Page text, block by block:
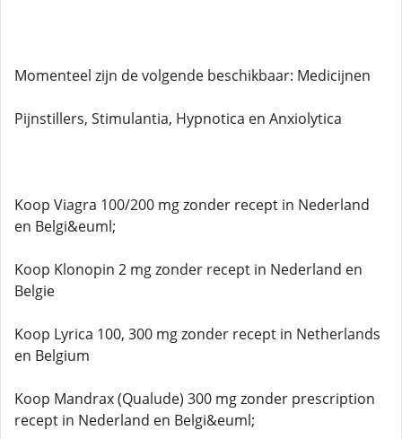
Momenteel zijn de volgende beschikbaar: Medicijnen
Pijnstillers, Stimulantia, Hypnotica en Anxiolytica
Koop Viagra 100/200 mg zonder recept in Nederland
en Belgi&euml;
Koop Klonopin 2 mg zonder recept in Nederland en
Belgie
Koop Lyrica 100, 300 mg zonder recept in Netherlands
en Belgium
Koop Mandrax (Qualude) 300 mg zonder prescription
recept in Nederland en Belgi&euml;